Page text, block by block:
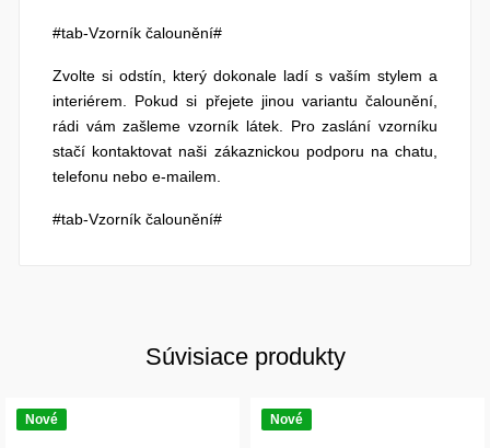
#tab-Vzorník čalounění#
Zvolte si odstín, který dokonale ladí s vaším stylem a
interiérem. Pokud si přejete jinou variantu čalounění,
rádi vám zašleme vzorník látek. Pro zaslání vzorníku
stačí kontaktovat naši zákaznickou podporu na chatu,
telefonu nebo e-mailem.
#tab-Vzorník čalounění#
Súvisiace produkty
Nové Nové